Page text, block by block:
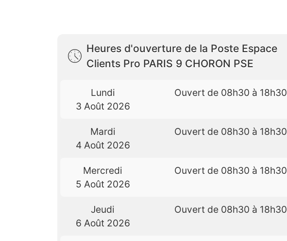
Heures d'ouverture de la Poste Espace
Clients Pro PARIS 9 CHORON PSE
Lundi
3 Août 2026
Ouvert de 08h30 à 18h30
Mardi
4 Août 2026
Ouvert de 08h30 à 18h30
Mercredi
5 Août 2026
Ouvert de 08h30 à 18h30
Jeudi
6 Août 2026
Ouvert de 08h30 à 18h30